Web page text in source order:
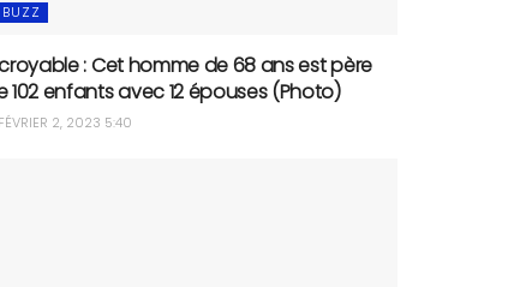
BUZZ
: Cet homme de 68 ans est père
102 enfants avec 12 épouses (Photo)
2, 2023 5:40